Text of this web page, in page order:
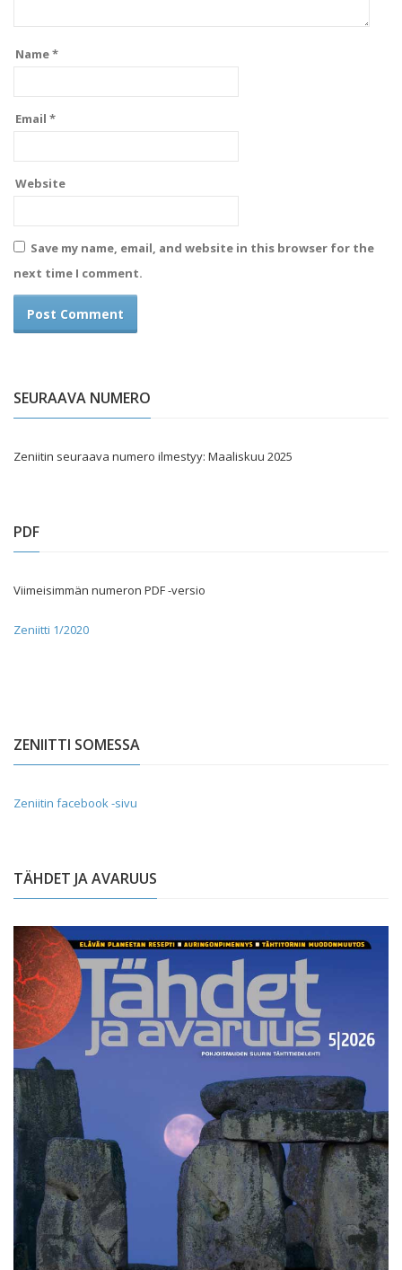
Name*
Email *
Website
Save my name, email, and website in this browser for the
next time I comment.
SEURAAVA NUMERO
Zeniitin seuraava numero ilmestyy: Maaliskuu 2025
PDF
Viimeisimmän numeron PDF -versio
Zeniitti 1/2020
ZENIITTI SOMESSA
Zeniitin facebook -sivu
TÄHDET JA AVARUUS